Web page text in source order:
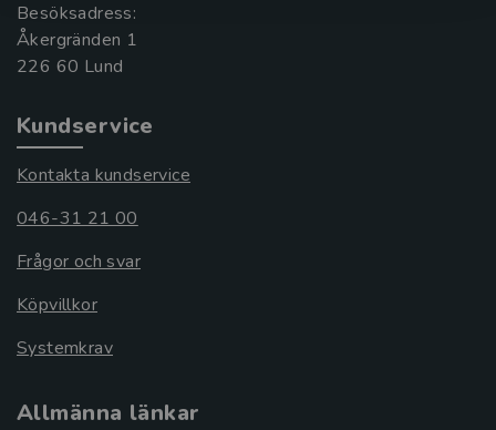
Besöksadress:
Åkergränden 1
Kundservice
Kontakta kundservice
046-31 21 00
Frågor och svar
Köpvillkor
Systemkrav
Allmänna länkar